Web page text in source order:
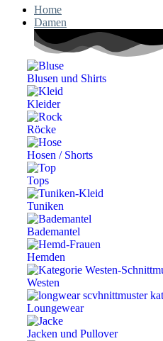
Home
Damen
Blusen und Shirts
Kleider
Röcke
Hosen / Shorts
Tops
Tuniken
Bademantel
Hemden
Westen
Loungewear
Jacken und Pullover